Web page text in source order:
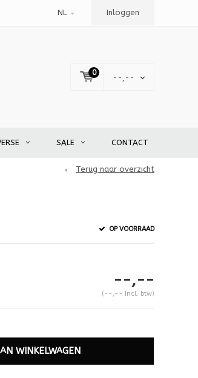
NL Inloggen
0
--,--
SALE CONTACT
Terug naar overzicht
OP VOORRAAD
--,--
(--,-- Incl. btw)
WINKELWAGEN